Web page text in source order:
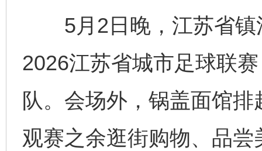
5月2日晚，江苏省镇
2026江苏省城市足球联
队。会场外，锅盖面馆
观赛之余逛街购物、品